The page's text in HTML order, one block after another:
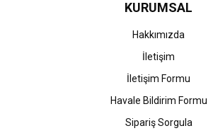
Ürün fiyatı diğer sitelerden daha pahalı.
Gönder
KURUMSAL
Hakkımızda
İletişim
İletişim Formu
Havale Bildirim Formu
Sipariş Sorgula